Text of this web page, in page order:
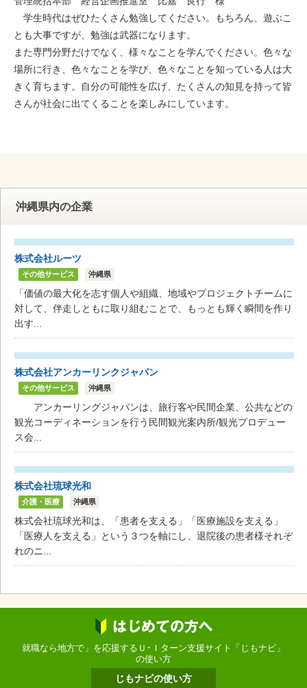
学生時代はぜひたくさん勉強してください。もちろん、遊ぶこ
とも大事ですが、勉強は武器になります。
また専門分野だけでなく、様々なことを学んでください。色々な
場所に行き、色々なことを学び、色々なことを知っている人は大
きく育ちます。自分の可能性を広げ、たくさんの知見を持って皆
さんが社会に出てくることを楽しみにしています。
沖縄県内の企業
株式会社ルーツ
その他サービス 沖縄県
「価値の最大化を志す個人や組織、地域やプロジェクトチームに
対して、伴走しともに取り組むことで、もっとも輝く瞬間を作り
出す...
株式会社アンカーリンクジャパン
その他サービス 沖縄県
アンカーリングジャパンは、旅行客や民間企業、公共などの
観光コーディネーションを行う民間観光案内所/観光プロデュー
ス会...
株式会社琉球光和
介護・医療 沖縄県
株式会社琉球光和は、「患者を支える」「医療施設を支える」
「医療人を支える」という３つを軸にし、退院後の患者様それぞ
れのニ...
就職なら地方で」を応援するＵ･Ｉターン支援サイト「じもナビ」
の使い方
じもナビの使い方